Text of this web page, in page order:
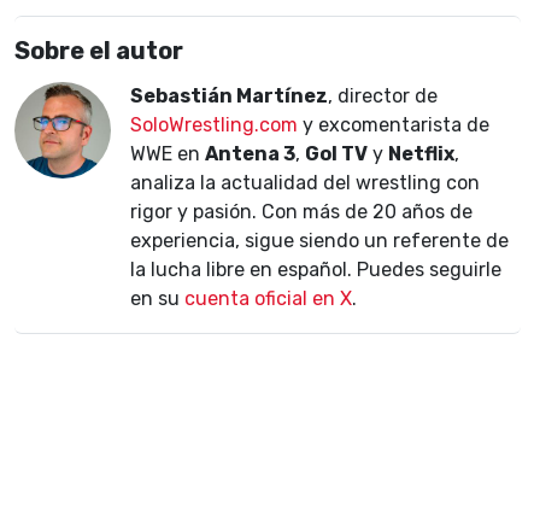
Sobre el autor
Sebastián Martínez, director de
SoloWrestling.com y excomentarista de
WWE en Antena 3, Gol TV y Netflix,
analiza la actualidad del wrestling con
rigor y pasión. Con más de 20 años de
experiencia, sigue siendo un referente de
la lucha libre en español. Puedes seguirle
en su cuenta oficial en X.